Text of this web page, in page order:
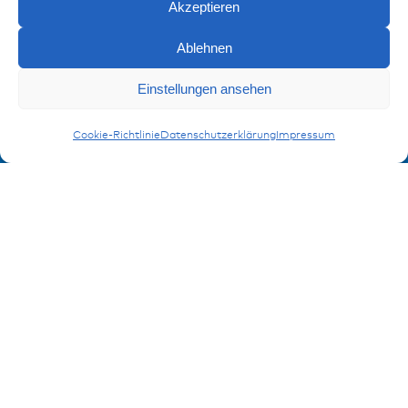
Akzeptieren
Ablehnen
Einstellungen ansehen
Cookie-Richtlinie Datenschutzerklärung Impressum
Sicherungshalter für MiniVal
Impressum
FAQ